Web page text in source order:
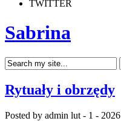
TWITTER
Sabrina
Rytuały i obrzędy
Posted by admin lut - 1 - 2026